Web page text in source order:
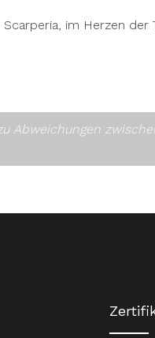
im Herzen der
Abweichungen